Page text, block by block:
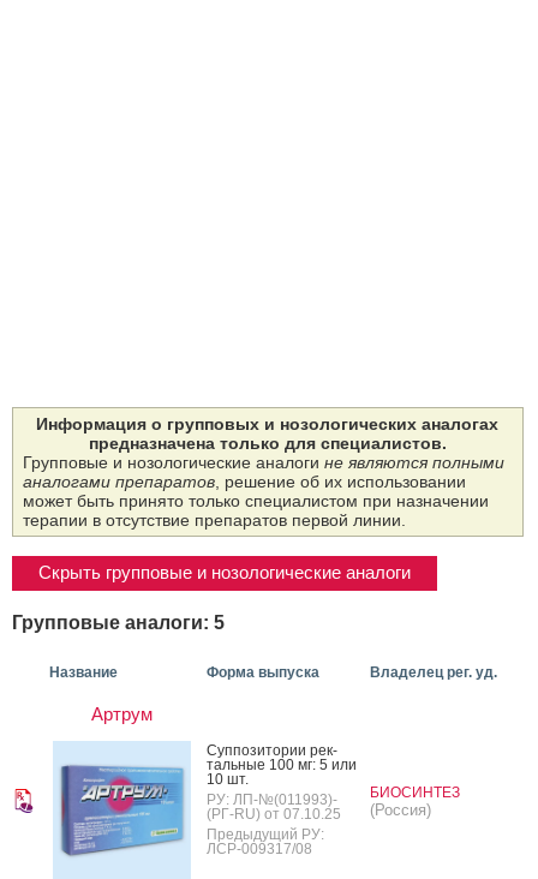
Информация о групповых и нозологических аналогах
предназначена только для специалистов.
Групповые и нозологические аналоги не являются полными
аналогами препаратов, решение об их использовании
может быть принято только специалистом при назначении
терапии в отсутствие препаратов первой линии.
Скрыть групповые и нозологические аналоги
Групповые аналоги: 5
Название Форма выпуска Владелец рег. уд.
Артрум
Суп­по­зито­рии рек­
таль­ные 100 мг: 5 или
10 шт.
РУ: ЛП-№(011993)-
(РГ-RU) от 07.10.25
Предыдущий РУ:
ЛСР-009317/08
БИОСИНТЕЗ
(Россия)